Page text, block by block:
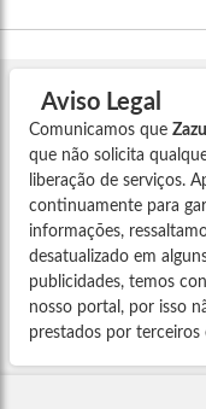
Aviso Legal
Comunicamos que
que não solicita
liberação de serviços.
continuamente para
informações,
desatualizado em
publicidades, temos
nosso portal, por isso
prestados por